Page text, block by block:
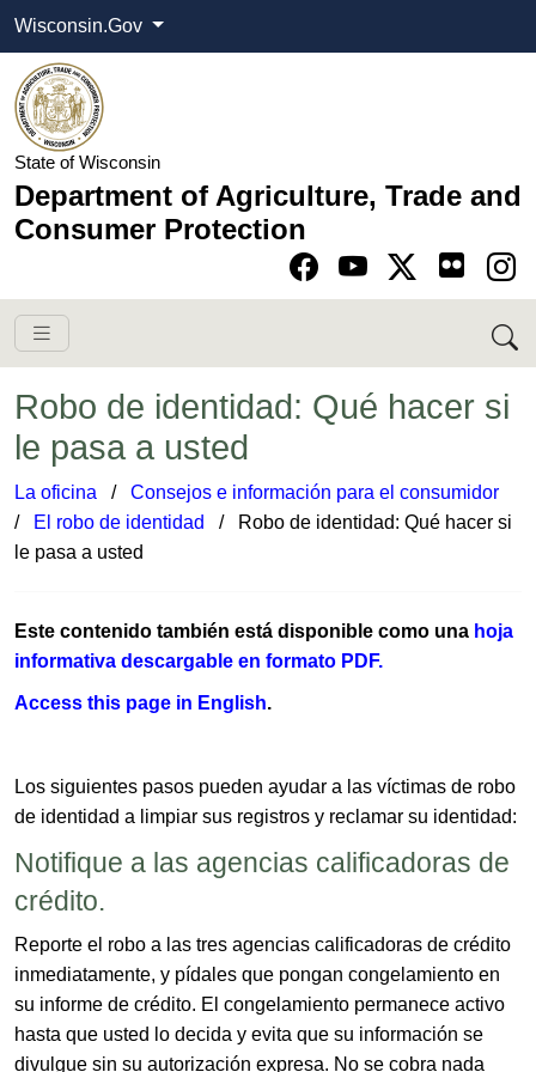
Wisconsin.Gov
State of Wisconsin
Department of Agriculture, Trade and
Consumer Protection
Go to Facebook
Go to YouTube
Go to Twitter-X
Go to Instagram
Robo de identidad: Qué hacer si
le pasa a usted
La oficina ​ / Consejos e información para el consumidor
/
El robo de identidad
​​​​ / Robo de identidad: Qué hacer si
le pasa a usted​
Este contenido también está disponible como una hoja
informativa descarg​able en formato PDF.​
Access this page​ in English​.
Los siguientes pasos pueden ayudar a las víctimas de robo
de identidad a limpiar sus registros y reclamar su identidad:
Notifique a las agencias califica​doras de
crédito.
Reporte el robo a las tres agencias calificadoras de crédito
inmediatamente, y pídales que pongan congelamiento en
su informe de crédito. El congelamiento permanece activo
hasta que usted lo decida y evita que su información se
divulgue sin su autorización expresa. No se cobra nada